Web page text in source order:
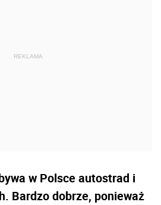
w Polsce autostrad i
Bardzo dobrze, ponieważ